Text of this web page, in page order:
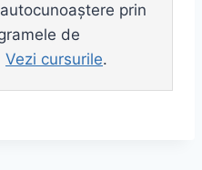
prin
de
Vezi cursurile.